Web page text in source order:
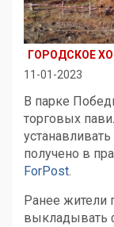
ГОРОДСКОЕ
11-01-2023
В парке
торговых
получено в
ForPost.
Ранее жители
выкладывать